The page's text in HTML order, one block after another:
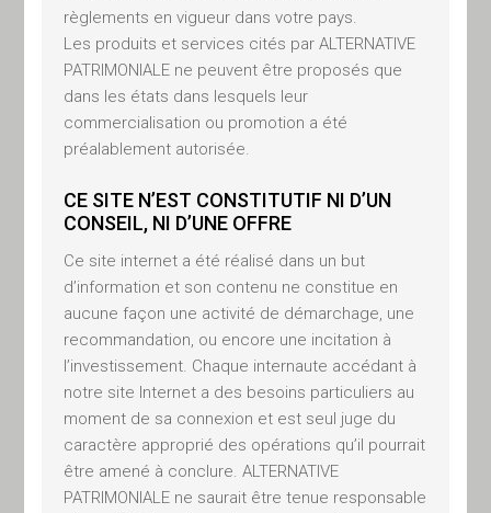
librede toute attache envers
l’industrie financière et vous
ouvre à des perspectives
parfois inédites.
PLACEMENTS
FINANCIERS
Actions, Obligations,
Crédit privé, Private
equity
règlements en vigueur dans votre pays.
Les produits et services cités par ALTERNATIVE
PATRIMONIALE ne peuvent être proposés que
dans les états dans lesquels leur
commercialisation ou promotion a été
préalablement autorisée.
CE SITE N’EST CONSTITUTIF NI D’UN
CONSEIL, NI D’UNE OFFRE
Ce site internet a été réalisé dans un but
d’information et son contenu ne constitue en
aucune façon une activité de démarchage, une
recommandation, ou encore une incitation à
l’investissement. Chaque internaute accédant à
notre site Internet a des besoins particuliers au
moment de sa connexion et est seul juge du
caractère approprié des opérations qu’il pourrait
être amené à conclure. ALTERNATIVE
PATRIMONIALE ne saurait être tenue responsable